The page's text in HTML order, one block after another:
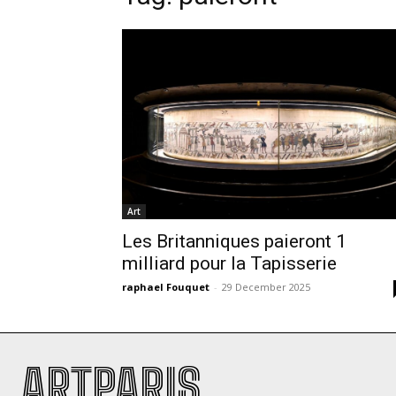
Art
Les Britanniques paieront 1
milliard pour la Tapisserie
raphael Fouquet - 29 December 2025